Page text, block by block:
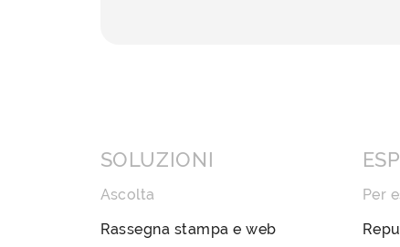
SOLUZIONI
Ascolta
Rassegna stampa e web
Per